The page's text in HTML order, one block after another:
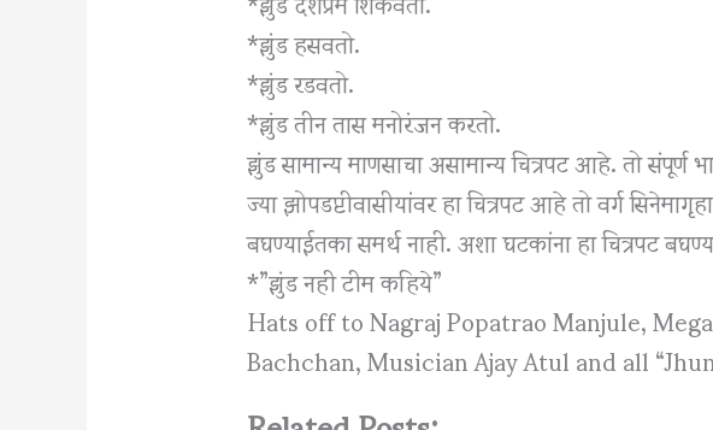
*झुंड हसवतो.
*झुंड रडवतो.
*झुंड तीन तास मनोरंजन करतो.
झुंड सामान्य माणसाचा असामान्य चित्रपट आहे. तो संपूर्ण
ज्या झोपडप्टीवासीयांवर हा चित्रपट आहे तो वर्ग
बघण्याईतका समर्थ नाही. अशा घटकांना हा चित्रपट
*”झुंड नही टीम कहिये”
Hats off to Nagraj Popatrao Manjule,
Bachchan, Musician Ajay Atul and all